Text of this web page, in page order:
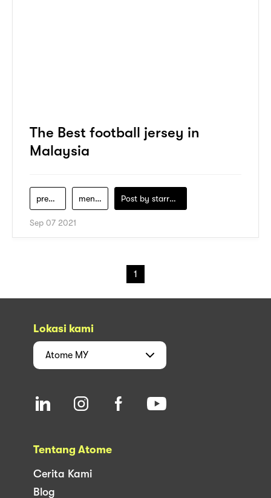
The Best football jersey in
Malaysia
premier-football men-clothing Post by starry1989
Sep 07 2021
1
Lokasi kami
Atome MY
Tentang Atome
Cerita Kami
Blog